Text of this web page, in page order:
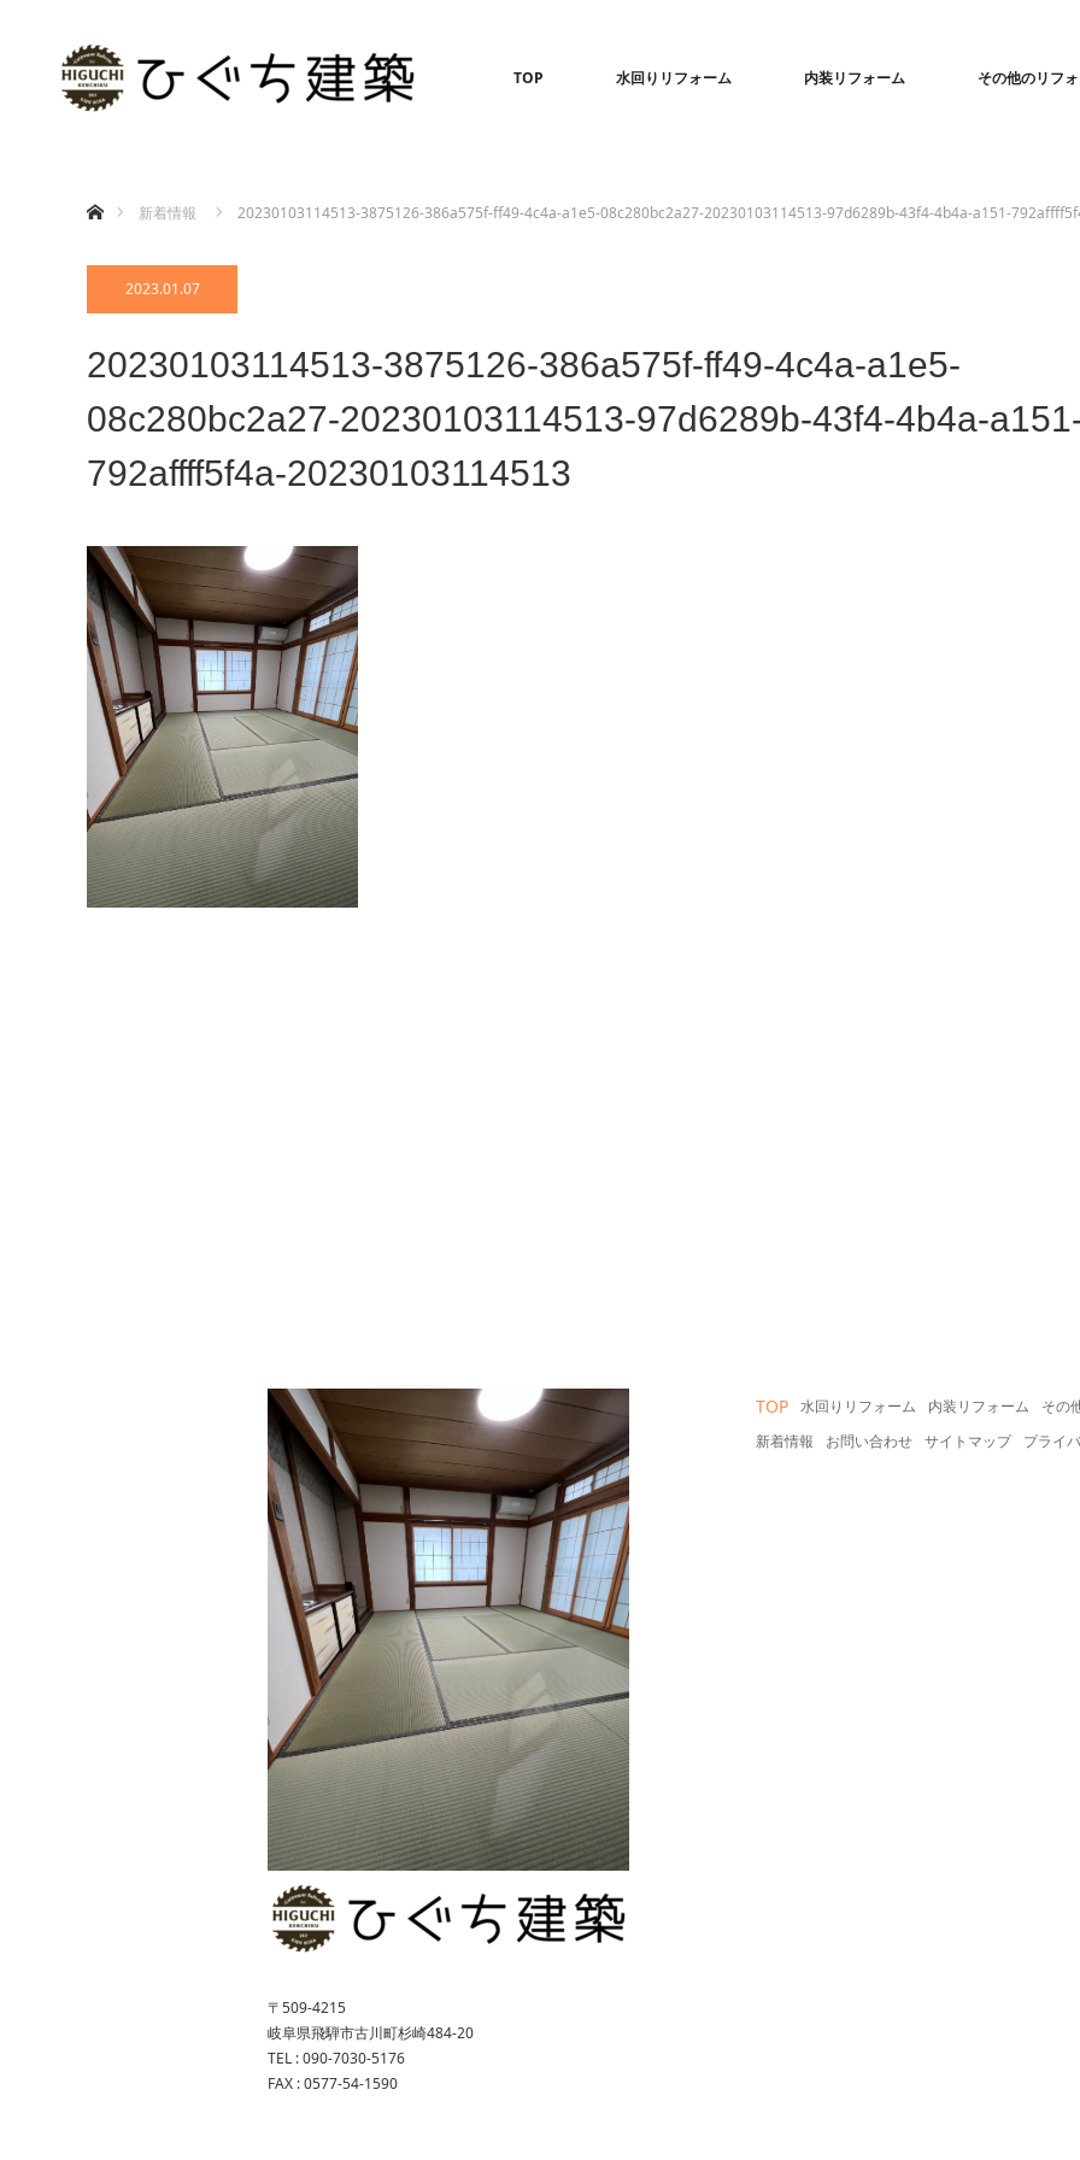
TOP 水回りリフォーム 内装リフォーム その他のリフ
新着情報
20230103114513-3875126-386a575f-ff49-4c4a-a1e5-08c280bc2a27-20230103114513-97d6289b-43f4-4b4a-a151-
2023.01.07
20230103114513-3875126-386a575f-ff49-4c4a-a1e5-
08c280bc2a27-20230103114513-97d6289b-43f4-4b4a-
792affff5f4a-20230103114513
TOP 水回りリフォーム 内装リフォーム その
新着情報
お問い合わせ サイトマップ プライ
〒509-4215
岐阜県飛騨市古川町杉崎484-20
TEL : 090-7030-5176
FAX : 0577-54-1590